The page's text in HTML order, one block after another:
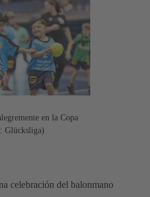
en la Copa
Glücksliga)
celebración del balonmano